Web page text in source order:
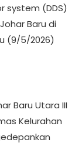
system (DDS)
Baru di
(9/5/2026)
Baru Utara III
Kelurahan